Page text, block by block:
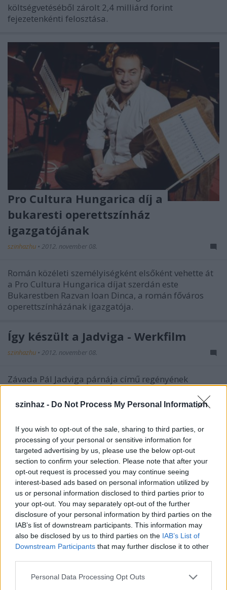
szinhaz - Do Not Process My Personal Information
If you wish to opt-out of the sale, sharing to third parties, or
processing of your personal or sensitive information for
targeted advertising by us, please use the below opt-out
section to confirm your selection. Please note that after your
opt-out request is processed you may continue seeing
interest-based ads based on personal information utilized by
us or personal information disclosed to third parties prior to
your opt-out. You may separately opt-out of the further
disclosure of your personal information by third parties on the
IAB’s list of downstream participants. This information may
also be disclosed by us to third parties on the IAB’s List of
Downstream Participants that may further disclose it to other
Please note that this website/app uses one or more Google
Personal Data Processing Opt Outs
költségvetéséből zárolt 2,4 milliárd forint
fejezetenkénti felosztása.
Pro Cultura Hungarica díj a
bukaresti operettszínház
igazgatójának
szinhazhu • 2012. november 08.
Román közéleti személyiségként elsőként vehette át
a Pro Cultura Hungarica díjat szerdán este
Bukarestben Razvan Ioan Dinca, a román főváros
operettszínházának igazgatója.
Így készült a Jadviga - Werkfilm
szinhazhu • 2012. november 08.
Závada Pál Jadviga párnája című regényének
Orlai Produkciós Iroda, Hargitai Iván rendezésében.
Most bepillanthatnak a próbákba.